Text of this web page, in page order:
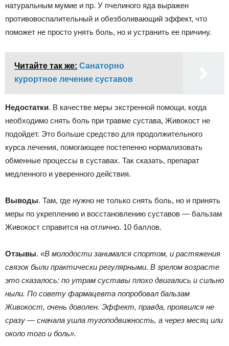
натуральным мумие и пр. У пчелиного яда выражен
противовоспалительный и обезболивающий эффект, что
поможет не просто унять боль, но и устранить ее причину.
Читайте так же: Санаторно
курортное лечение суставов
Недостатки. В качестве меры экстренной помощи, когда
необходимо снять боль при травме сустава, Живокост не
подойдет. Это больше средство для продолжительного
курса лечения, помогающее постепенно нормализовать
обменные процессы в суставах. Так сказать, препарат
медленного и уверенного действия.
Выводы. Там, где нужно не только снять боль, но и принять
меры по укреплению и восстановлению суставов — бальзам
Живокост справится на отлично. 10 баллов.
Отзывы. «В молодости занимался спортом, и растяжения
связок были практически регулярными. В зрелом возрасте
это сказалось: по утрам суставы плохо двигались и сильно
ныли. По совету фармацевта попробовал бальзам
Живокост, очень доволен. Эффект, правда, проявился не
сразу — сначала ушла тугоподвижность, а через месяц или
около того и боль».